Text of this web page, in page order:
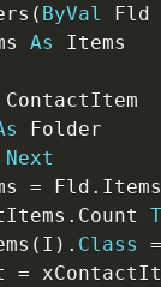
( ByVal Fld
As
Next
= Fld .
. Count
( I ) . Class =
=